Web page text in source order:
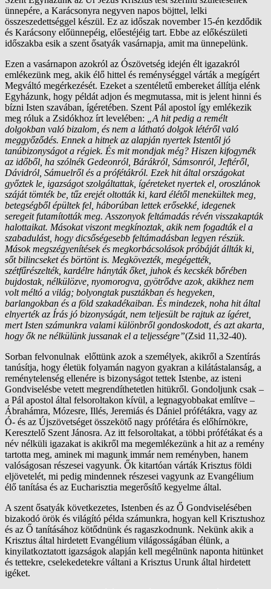
ünnepére, a Karácsonyra negyven napos böjttel, lelki
összeszedettséggel készül. Ez az időszak november 15-én kezdődik
és Karácsony előünnepéig, előestéjéig tart. Ebbe az előkészületi
időszakba esik a szent ősatyák vasárnapja, amit ma ünnepelünk.
Ezen a vasárnapon azokról az Ószövetség idején élt igazakról
emlékezünk meg, akik élő hittel és reménységgel várták a megígért
Megváltó megérkezését. Ezeket a szentéletű embereket állítja elénk
Egyházunk, hogy példát adjon és megmutassa, mit is jelent hinni és
bízni Isten szavában, ígéretében. Szent Pál apostol így emlékezik
meg róluk a Zsidókhoz írt levelében:
„A hit pedig a remélt
dolgokban való bizalom, és nem a látható dolgok létéről való
meggyőződés. Ennek a hitnek az alapján nyertek Istentől jó
tanúbizonyságot a régiek. És mit mondjak még? Hiszen kifogynék
az időből, ha szólnék Gedeonról, Bárákról, Sámsonról, Jeftéről,
Dávidról, Sámuelről és a prófétákról. Ezek hit által országokat
győztek le, igazságot szolgáltattak, ígéreteket nyertek el, oroszlánok
száját tömték be, tűz erejét oltották ki, kard élétől menekültek meg,
betegségből épültek fel, háborúban lettek erősekké, idegenek
seregeit futamították meg. Asszonyok feltámadás révén visszakapták
halottaikat. Másokat viszont megkínoztak, akik nem fogadták el a
szabadulást, hogy dicsőségesebb feltámadásban legyen részük.
Mások megszégyenítések és megkorbácsolások próbáját állták ki,
sőt bilincseket és börtönt is. Megkövezték, megégették,
szétfűrészelték, kardélre hányták őket, juhok és kecskék bőrében
bujdostak, nélkülözve, nyomorogva, gyötrődve azok, akikhez nem
volt méltó a világ; bolyongtak pusztákban és hegyeken,
barlangokban és a föld szakadékaiban. És mindezek, noha hit által
elnyerték az Írás jó bizonyságát, nem teljesült be rajtuk az ígéret,
mert Isten számunkra valami különbről gondoskodott, és azt akarta,
hogy ők ne nélkülünk jussanak el a teljességre”(Zsid 11,32-40).
Sorban felvonulnak előttünk azok a személyek, akikről a Szentírás
tanúsítja, hogy életük folyamán nagyon gyakran a kilátástalanság, a
reménytelenség ellenére is bizonyságot tettek Istenbe, az isteni
Gondviselésbe vetett megrendíthetetlen hitükről. Gondoljunk csak –
a Pál apostol által felsoroltakon kívül, a legnagyobbakat említve –
Ábrahámra, Mózesre, Illés, Jeremiás és Dániel prófétákra, vagy az
Ó- és az Újszövetséget összekötő nagy prófétára és előhírnökre,
Keresztelő Szent Jánosra. Az itt felsoroltakat, a többi prófétákat és a
név nélküli igazakat is akikről ma megemlékezünk a hit az a remény
tartotta meg, aminek mi magunk immár nem reményben, hanem
valóságosan részesei vagyunk. Ők kitartóan várták Krisztus földi
eljövetelét, mi pedig mindennek részesei vagyunk az Evangélium
élő tanítása és az Eucharisztia megerősítő kegyelme által.
A szent ősatyák következetes, Istenben és az Ő Gondviselésében
bizakodó örök és világító példa számunkra, hogyan kell Krisztushoz
és az Ő tanításához kötődnünk és ragaszkodnunk. Nekünk akik a
Krisztus által hirdetett Evangélium világosságában élünk, a
kinyilatkoztatott igazságok alapján kell megélnünk naponta hitünket
és tettekre, cselekedetekre váltani a Krisztus Urunk által hirdetett
igéket.